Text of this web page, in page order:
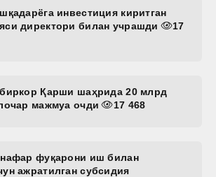
инвестиция киритган
директори билан учрашди
17
Қарши шаҳрида 20 млрд
мажмуа очди
17 468
фуқарони иш билан
ажратилган субсидия